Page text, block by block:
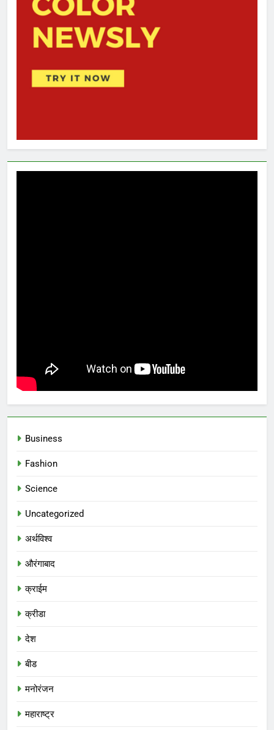
Business
Fashion
Science
Uncategorized
अर्थविश्व
औरंगाबाद
क्राईम
क्रीडा
देश
बीड
मनोरंजन
महाराष्ट्र